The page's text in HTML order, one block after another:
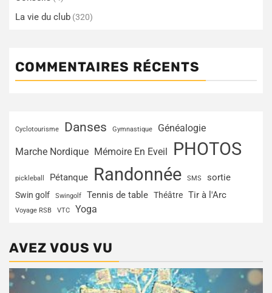
La vie du club (320)
COMMENTAIRES RÉCENTS
Cyclotourisme Danses Gymnastique Généalogie
Marche Nordique Mémoire En Eveil PHOTOS
pickleball Pétanque Randonnée SMS sortie
Swin golf Swingolf Tennis de table Théâtre Tir à l'Arc
Voyage RSB VTC Yoga
AVEZ VOUS VU